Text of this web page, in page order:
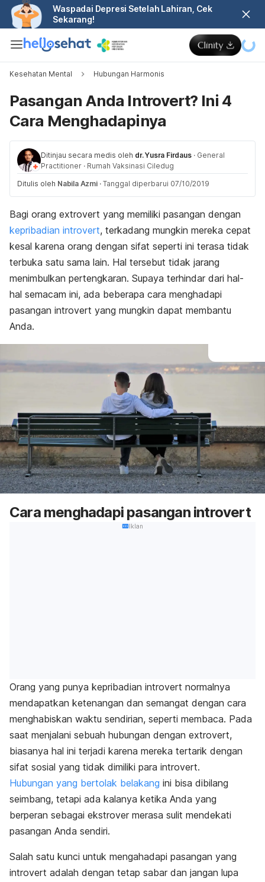
Waspadai Depresi Setelah Lahiran, Cek
Sekarang!
Kesehatan Mental Hubungan Harmonis
Pasangan Anda Introvert? Ini 4
Cara Menghadapinya
Ditinjau secara medis oleh dr. Yusra Firdaus · General
Practitioner · Rumah Vaksinasi Ciledug
Ditulis oleh Nabila Azmi · Tanggal diperbarui 07/10/2019
Bagi orang extrovert yang memiliki pasangan dengan
kepribadian introvert, terkadang mungkin mereka cepat
kesal karena orang dengan sifat seperti ini terasa tidak
terbuka satu sama lain. Hal tersebut tidak jarang
menimbulkan pertengkaran. Supaya terhindar dari hal-
hal semacam ini, ada beberapa cara menghadapi
pasangan introvert yang mungkin dapat membantu
Anda.
Cara menghadapi pasangan introvert
Iklan
Orang yang punya kepribadian introvert normalnya
mendapatkan ketenangan dan semangat dengan cara
menghabiskan waktu sendirian, seperti membaca. Pada
saat menjalani sebuah hubungan dengan extrovert,
biasanya hal ini terjadi karena mereka tertarik dengan
sifat sosial yang tidak dimiliki para introvert.
Hubungan yang bertolak belakang ini bisa dibilang
seimbang, tetapi ada kalanya ketika Anda yang
berperan sebagai ekstrover merasa sulit mendekati
pasangan Anda sendiri.
Salah satu kunci untuk mengahadapi pasangan yang
introvert adalah dengan tetap sabar dan jangan lupa